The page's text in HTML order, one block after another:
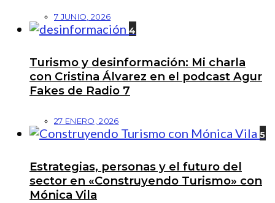
7 JUNIO, 2026
4
Turismo y desinformación: Mi charla
con Cristina Álvarez en el podcast Agur
Fakes de Radio 7
27 ENERO, 2026
5
Estrategias, personas y el futuro del
sector en «Construyendo Turismo» con
Mónica Vila